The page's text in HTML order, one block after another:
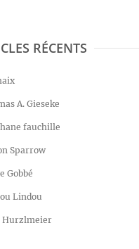
RÉCENTS
A. Gieseke
fauchille
Sparrow
Gobbé
Lindou
Hurzlmeier